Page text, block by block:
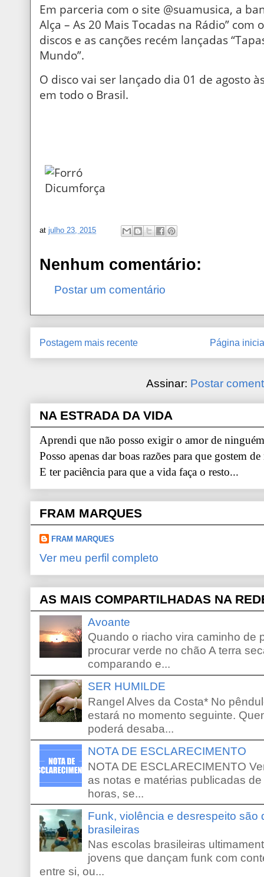
Em parceria com o site @suamusica, a
Alça – As 20 Mais Tocadas na Rádio” com
discos e as canções recém lançadas
Mundo”.
O disco vai ser lançado dia 01 de agosto
em todo o Brasil.
at julho 23, 2015
Nenhum comentário:
Postar um comentário
Postagem mais recente Página
Assinar: Postar
NA ESTRADA DA VIDA
Aprendi que não posso exigir o amor de
Posso apenas dar boas razões para que gostem
E ter paciência para que a vida faça o resto...
FRAM MARQUES
FRAM MARQUES
Ver meu perfil completo
AS MAIS COMPARTILHADAS NA
Avoante
Quando o riacho vira caminho de
procurar verde no chão A terra
comparando e...
SER HUMILDE
Rangel Alves da Costa* No
estará no momento seguinte.
poderá desaba...
NOTA DE ESCLARECIMENTO
NOTA DE ESCLARECIMENTO
as notas e matérias publicadas
horas, se...
Funk, violência e desrespeito são
brasileiras
Nas escolas brasileiras
jovens que dançam funk com
entre si, ou...